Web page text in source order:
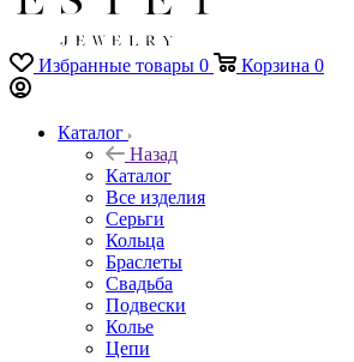
Избранные товары 0 Корзина 0
Каталог
Назад
Каталог
Все изделия
Серьги
Кольца
Браслеты
Свадьба
Подвески
Колье
Цепи